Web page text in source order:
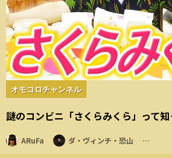
オモコロチャンネル
謎のコンビニ「さくらみくら」って知
ARuFa ダ・ヴィンチ・恐山 …